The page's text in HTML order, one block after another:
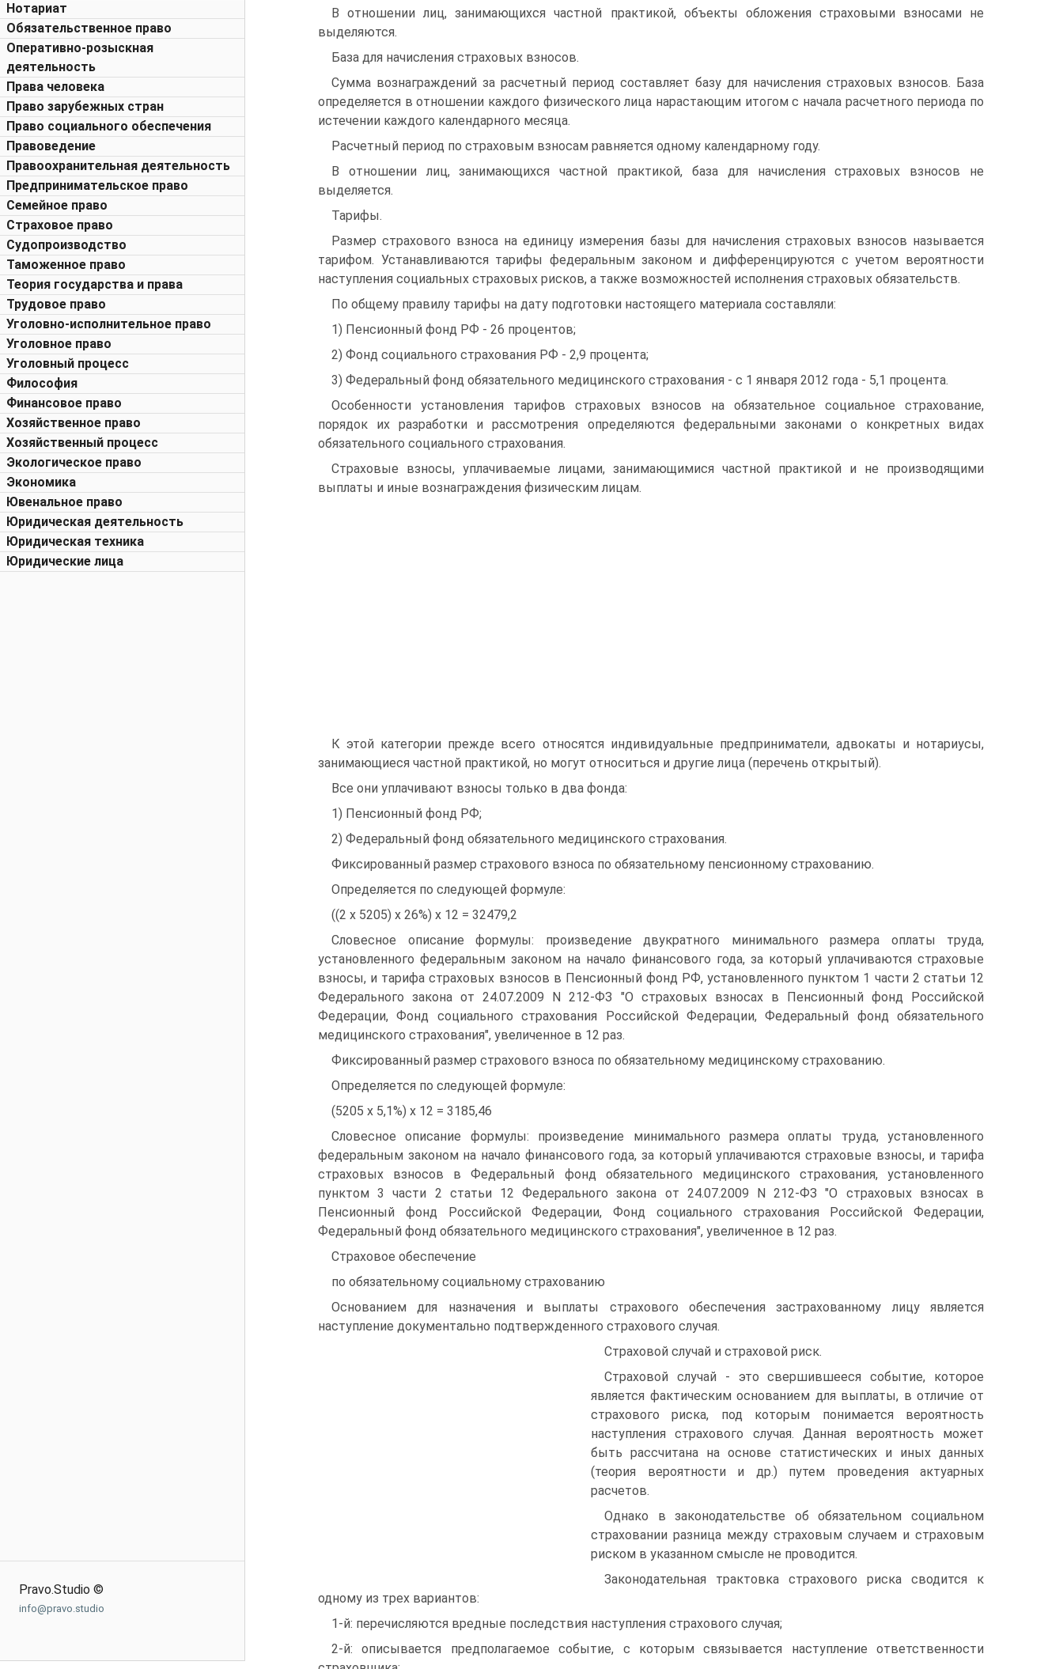
Нотариат
Обязательственное право
Оперативно-розыскная
деятельность
Права человека
Право зарубежных стран
Право социального обеспечения
Правоведение
Правоохранительная деятельность
Предпринимательское право
Семейное право
Страховое право
Судопроизводство
Таможенное право
Теория государства и права
Трудовое право
Уголовно-исполнительное право
Уголовное право
Уголовный процесс
Философия
Финансовое право
Хозяйственное право
Хозяйственный процесс
Экологическое право
Экономика
Ювенальное право
Юридическая деятельность
Юридическая техника
Юридические лица
Pravo.Studio ©
info@pravo.studio
В отношении лиц, занимающихся частной практикой, объекты обложения страховыми взносами не
выделяются.
База для начисления страховых взносов.
Сумма вознаграждений за расчетный период составляет базу для начисления страховых взносов. База
определяется в отношении каждого физического лица нарастающим итогом с начала расчетного периода по
истечении каждого календарного месяца.
Расчетный период по страховым взносам равняется одному календарному году.
В отношении лиц, занимающихся частной практикой, база для начисления страховых взносов не
выделяется.
Тарифы.
Размер страхового взноса на единицу измерения базы для начисления страховых взносов называется
тарифом. Устанавливаются тарифы федеральным законом и дифференцируются с учетом вероятности
наступления социальных страховых рисков, а также возможностей исполнения страховых обязательств.
По общему правилу тарифы на дату подготовки настоящего материала составляли:
1) Пенсионный фонд РФ - 26 процентов;
2) Фонд социального страхования РФ - 2,9 процента;
3) Федеральный фонд обязательного медицинского страхования - с 1 января 2012 года - 5,1 процента.
Особенности установления тарифов страховых взносов на обязательное социальное страхование,
порядок их разработки и рассмотрения определяются федеральными законами о конкретных видах
обязательного социального страхования.
Страховые взносы, уплачиваемые лицами, занимающимися частной практикой и не производящими
выплаты и иные вознаграждения физическим лицам.
К этой категории прежде всего относятся индивидуальные предприниматели, адвокаты и нотариусы,
занимающиеся частной практикой, но могут относиться и другие лица (перечень открытый).
Все они уплачивают взносы только в два фонда:
1) Пенсионный фонд РФ;
2) Федеральный фонд обязательного медицинского страхования.
Фиксированный размер страхового взноса по обязательному пенсионному страхованию.
Определяется по следующей формуле:
((2 x 5205) x 26%) x 12 = 32479,2
Словесное описание формулы: произведение двукратного минимального размера оплаты труда,
установленного федеральным законом на начало финансового года, за который уплачиваются страховые
взносы, и тарифа страховых взносов в Пенсионный фонд РФ, установленного пунктом 1 части 2 статьи 12
Федерального закона от 24.07.2009 N 212-ФЗ "О страховых взносах в Пенсионный фонд Российской
Федерации, Фонд социального страхования Российской Федерации, Федеральный фонд обязательного
медицинского страхования", увеличенное в 12 раз.
Фиксированный размер страхового взноса по обязательному медицинскому страхованию.
Определяется по следующей формуле:
(5205 x 5,1%) x 12 = 3185,46
Словесное описание формулы: произведение минимального размера оплаты труда, установленного
федеральным законом на начало финансового года, за который уплачиваются страховые взносы, и тарифа
страховых взносов в Федеральный фонд обязательного медицинского страхования, установленного
пунктом 3 части 2 статьи 12 Федерального закона от 24.07.2009 N 212-ФЗ "О страховых взносах в
Пенсионный фонд Российской Федерации, Фонд социального страхования Российской Федерации,
Федеральный фонд обязательного медицинского страхования", увеличенное в 12 раз.
Страховое обеспечение
по обязательному социальному страхованию
Основанием для назначения и выплаты страхового обеспечения застрахованному лицу является
наступление документально подтвержденного страхового случая.
Страховой случай и страховой риск.
Страховой случай - это свершившееся событие, которое
является фактическим основанием для выплаты, в отличие от
страхового риска, под которым понимается вероятность
наступления страхового случая. Данная вероятность может
быть рассчитана на основе статистических и иных данных
(теория вероятности и др.) путем проведения актуарных
расчетов.
Однако в законодательстве об обязательном социальном
страховании разница между страховым случаем и страховым
риском в указанном смысле не проводится.
Законодательная трактовка страхового риска сводится к
одному из трех вариантов:
1-й: перечисляются вредные последствия наступления страхового случая;
2-й: описывается предполагаемое событие, с которым связывается наступление ответственности